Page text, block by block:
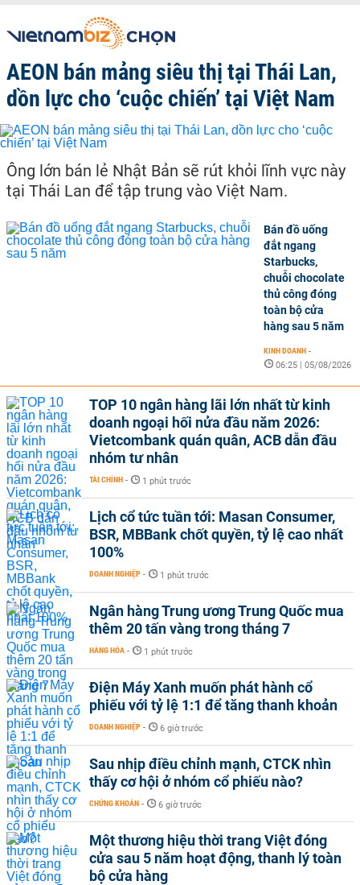
AEON bán mảng siêu thị tại Thái Lan,
dồn lực cho ‘cuộc chiến’ tại Việt Nam
Ông lớn bán lẻ Nhật Bản sẽ rút khỏi lĩnh vực này
tại Thái Lan để tập trung vào Việt Nam.
Bán đồ uống
đắt ngang
Starbucks,
chuỗi chocolate
thủ công đóng
toàn bộ cửa
hàng sau 5 năm
KINH DOANH -
06:25 | 05/08/2026
TOP 10 ngân hàng lãi lớn nhất từ kinh
doanh ngoại hối nửa đầu năm 2026:
Vietcombank quán quân, ACB dẫn đầu
nhóm tư nhân
TÀI CHÍNH - 1 phút trước
Lịch cổ tức tuần tới: Masan Consumer,
BSR, MBBank chốt quyền, tỷ lệ cao nhất
100%
DOANH NGHIỆP - 1 phút trước
Ngân hàng Trung ương Trung Quốc mua
thêm 20 tấn vàng trong tháng 7
HÀNG HÓA - 1 phút trước
Điện Máy Xanh muốn phát hành cổ
phiếu với tỷ lệ 1:1 để tăng thanh khoản
DOANH NGHIỆP - 6 giờ trước
Sau nhịp điều chỉnh mạnh, CTCK nhìn
thấy cơ hội ở nhóm cổ phiếu nào?
CHỨNG KHOÁN - 6 giờ trước
Một thương hiệu thời trang Việt đóng
cửa sau 5 năm hoạt động, thanh lý toàn
bộ cửa hàng